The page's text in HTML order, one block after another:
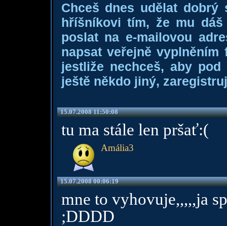
Chceš dnes udělat dobrý
hříšníkovi tím, že mu
poslat na e-mailovou
napsat veřejně
jestliže nechceš, aby
ještě někdo jiný,
15.07.2008 11:50:08
tu ma stále len pršať:(
Amália3
15.07.2008 00:06:19
mne to vyhovuje,,,,,ja
;DDDD